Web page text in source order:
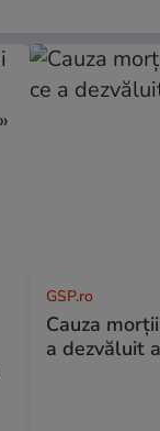
GSP.ro
Cauza
a dezvăluit